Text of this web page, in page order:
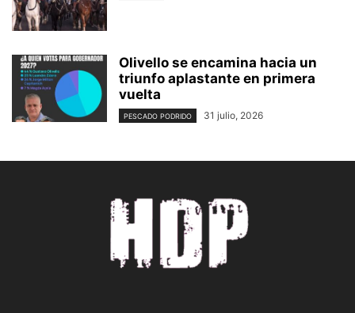
Olivello se encamina hacia un
triunfo aplastante en primera
vuelta
PESCADO PODRIDO 31 julio, 2026